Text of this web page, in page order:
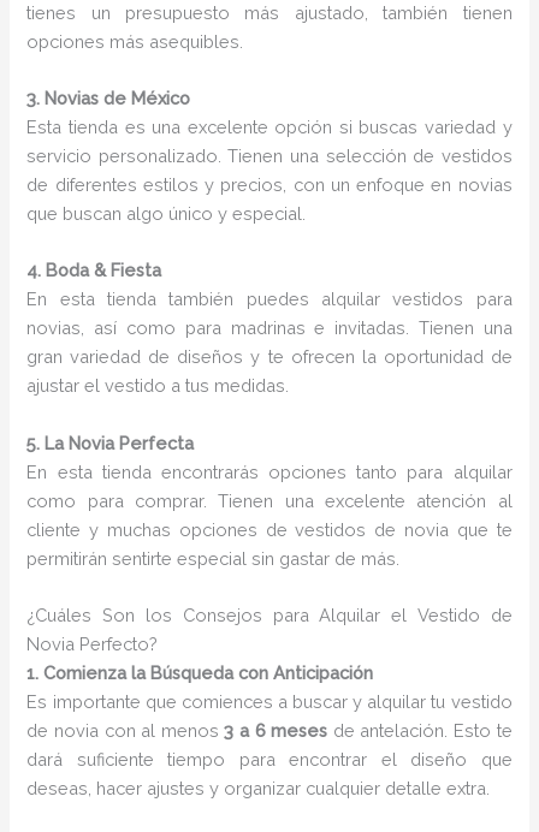
tienes un presupuesto más ajustado, también tienen
opciones más asequibles.
3. Novias de México
Esta tienda es una excelente opción si buscas variedad y
servicio personalizado. Tienen una selección de vestidos
de diferentes estilos y precios, con un enfoque en novias
que buscan algo único y especial.
4. Boda & Fiesta
En esta tienda también puedes alquilar vestidos para
novias, así como para madrinas e invitadas. Tienen una
gran variedad de diseños y te ofrecen la oportunidad de
ajustar el vestido a tus medidas.
5. La Novia Perfecta
En esta tienda encontrarás opciones tanto para alquilar
como para comprar. Tienen una excelente atención al
cliente y muchas opciones de vestidos de novia que te
permitirán sentirte especial sin gastar de más.
¿Cuáles Son los Consejos para Alquilar el Vestido de
Novia Perfecto?
1. Comienza la Búsqueda con Anticipación
Es importante que comiences a buscar y alquilar tu vestido
de novia con al menos3 a 6 meses de antelación. Esto te
dará suficiente tiempo para encontrar el diseño que
deseas, hacer ajustes y organizar cualquier detalle extra.